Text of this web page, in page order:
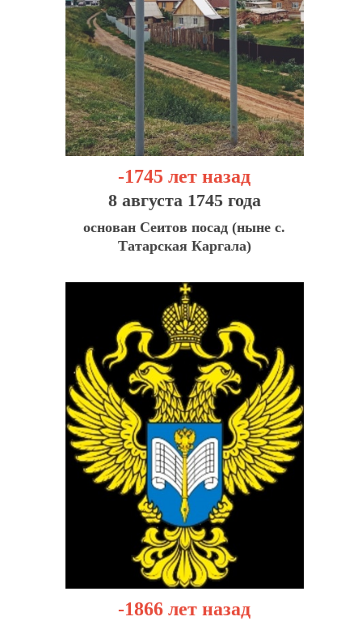
-1745 лет назад
8 августа 1745 года
основан Сеитов посад (ныне с.
Татарская Каргала)
-1866 лет назад